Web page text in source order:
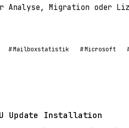
Analyse, Migration oder
Mailboxstatistik Microsoft
Update Installation